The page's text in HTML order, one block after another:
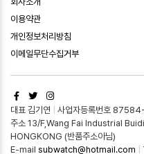
이용약관
개인정보처리방침
이메일무단수집거부
대표 김기연
사업자등록번호
주소 13/F,Wang Fai Industrial
HONGKONG (반품주소아님)
E-mail subwatch@hotmail.com